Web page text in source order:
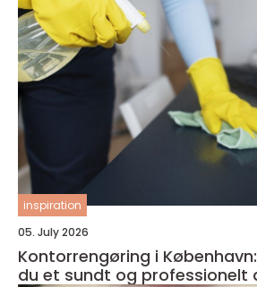
inspiration
05. July 2026
Kontorrengøring i
du et sundt og professionelt